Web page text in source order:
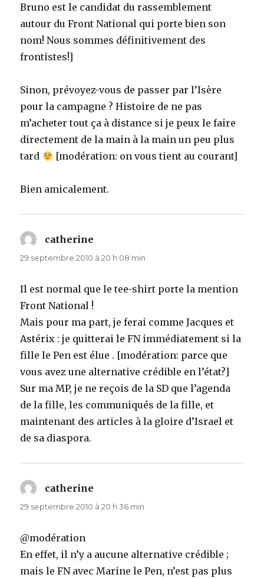
Bruno est le candidat du rassemblement
autour du Front National qui porte bien son
nom! Nous sommes définitivement des
frontistes!]
Sinon, prévoyez-vous de passer par l’Isère
pour la campagne ? Histoire de ne pas
m’acheter tout ça à distance si je peux le faire
directement de la main à la main un peu plus
tard
[modération: on vous tient au courant]
Bien amicalement.
catherine
29 septembre 2010 à 20 h 08 min
Il est normal que le tee-shirt porte la mention
Front National !
Mais pour ma part, je ferai comme Jacques et
Astérix : je quitterai le FN immédiatement si la
fille le Pen est élue . [modération: parce que
vous avez une alternative crédible en l’état?]
Sur ma MP, je ne reçois de la SD que l’agenda
de la fille, les communiqués de la fille, et
maintenant des articles à la gloire d’Israel et
de sa diaspora.
catherine
29 septembre 2010 à 20 h 36 min
@modération
En effet, il n’y a aucune alternative crédible ;
mais le FN avec Marine le Pen, n’est pas plus